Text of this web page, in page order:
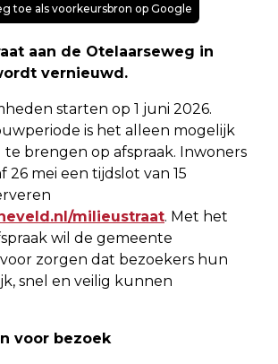
toe als voorkeursbron op Google
aan de Otelaarseweg in
vernieuwd.
starten op 1 juni 2026.
is het alleen mogelijk
te brengen op afspraak. Inwoners
26 mei een tijdslot van 15
milieustraat. Met het
wil de gemeente
zorgen dat bezoekers hun
snel en veilig kunnen
voor bezoek